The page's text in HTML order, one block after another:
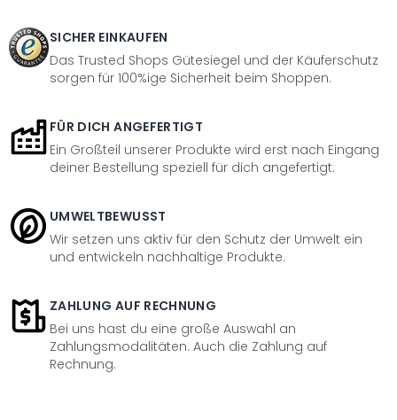
SICHER EINKAUFEN
Das Trusted Shops Gütesiegel und der Käuferschutz
sorgen für 100%ige Sicherheit beim Shoppen.
FÜR DICH ANGEFERTIGT
Ein Großteil unserer Produkte wird erst nach Eingang
deiner Bestellung speziell für dich angefertigt.
UMWELTBEWUSST
Wir setzen uns aktiv für den Schutz der Umwelt ein
und entwickeln nachhaltige Produkte.
ZAHLUNG AUF RECHNUNG
Bei uns hast du eine große Auswahl an
Zahlungsmodalitäten. Auch die Zahlung auf
Rechnung.